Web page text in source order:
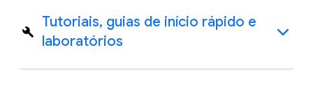
Tutoriais, guias de início rápido e
laboratórios